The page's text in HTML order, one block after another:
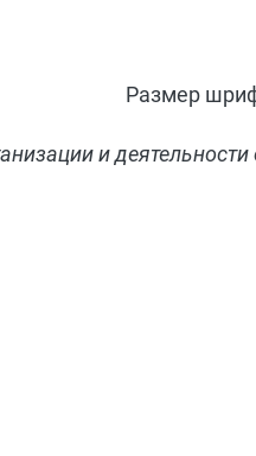
Размер
и деятельности